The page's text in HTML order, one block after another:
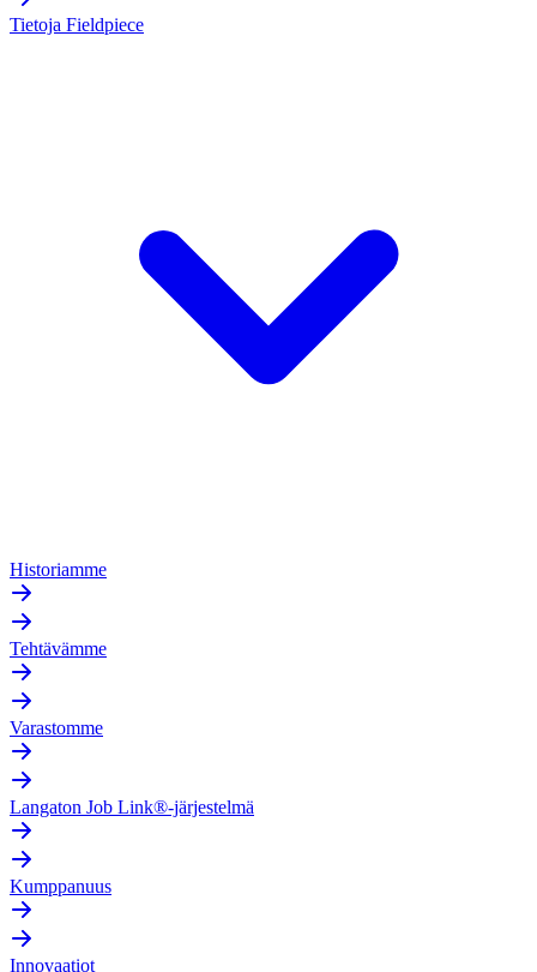
Tietoja Fieldpiece
Historiamme
Tehtävämme
Varastomme
Langaton Job Link®-järjestelmä
Kumppanuus
Innovaatiot